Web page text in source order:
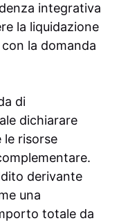
integrativa
la liquidazione
la domanda
di
dichiarare
le risorse
derivante
una
totale da